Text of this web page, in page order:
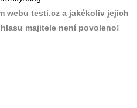
webu testi.cz a jakékoliv jejich
majitele není povoleno!